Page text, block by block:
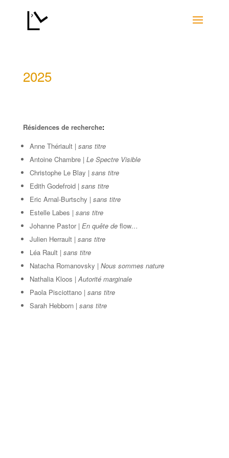
2025
Résidences de recherche:
Anne Thériault | sans titre
Antoine Chambre | Le Spectre Visible
Christophe Le Blay | sans titre
Edith Godefroid | sans titre
Eric Arnal-Burtschy | sans titre
Estelle Labes | sans titre
Johanne Pastor | En quête de flow…
Julien Herrault | sans titre
Léa Rault | sans titre
Natacha Romanovsky | Nous sommes nature
Nathalia Kloos |Autorité marginale
Paola Pisciottano | sans titre
Sarah Hebborn | sans titre